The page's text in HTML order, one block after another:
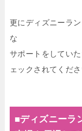
更にディズニーラ
な
サポートをしてい
ェックされてくだ
■ディズニーラ